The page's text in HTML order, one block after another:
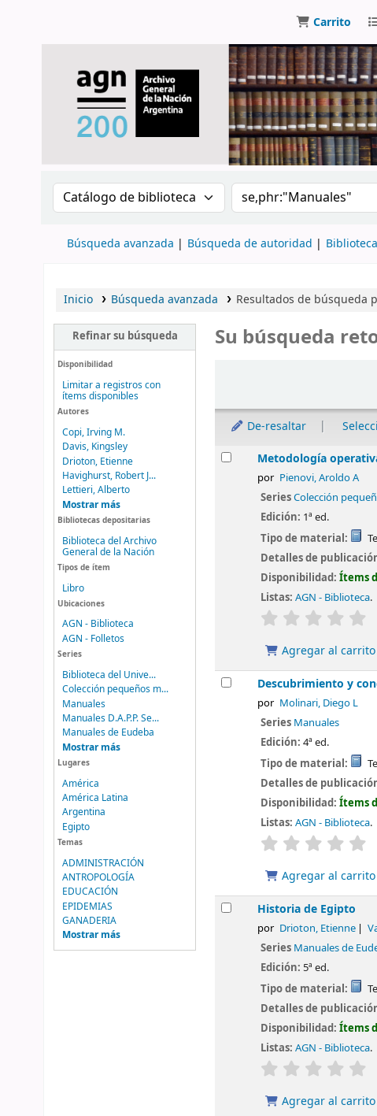
Carrito
Buscar en el catálogo por: Buscar en el catálogo
Búsqueda avanzada Búsqueda de autoridad
Inicio Búsqueda avanzada Resultados de búsqueda
Refinar su búsqueda
Disponibilidad
Limitar a registros con
ítems disponibles
Autores
Copi, Irving M.
Davis, Kingsley
Drioton, Etienne
Havighurst, Robert J...
Lettieri, Alberto
Mostrar más
Bibliotecas depositarias
Biblioteca del Archivo
General de la Nación
Tipos de ítem
Libro
Ubicaciones
AGN - Biblioteca
AGN - Folletos
Series
Biblioteca del Unive...
Colección pequeños m...
Manuales
Manuales D.A.P.P. Se...
Manuales de Eudeba
Mostrar más
Lugares
América
América Latina
Argentina
Egipto
Temas
ADMINISTRACIÓN
ANTROPOLOGÍA
EDUCACIÓN
EPIDEMIAS
GANADERIA
Mostrar más
Su búsqueda
De-resaltar
ResultadosMetodología
por Pienovi, Aroldo A
SeriesColección
Edición: 1ª ed.
Tipo de material:
Detalles de
Disponibilidad:Ítems
Listas: AGN - Biblioteca.
valoración
Agregar al carrito
Descubrimiento y
por Molinari, Diego L
Series Manuales
Edición:4ª ed.
Tipo de material:
Detalles de
Disponibilidad:Ítems
Listas: AGN - Biblioteca.
valoración
Agregar al carrito
Historia de Egipto
por Drioton, Etienne
Series Manuales de
Edición: 5ª ed.
Tipo de material:
Detalles de
Disponibilidad:Ítems
Listas: AGN - Biblioteca.
valoración
Agregar al carrito